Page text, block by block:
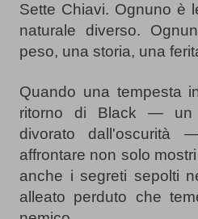
Sette Chiavi. Ognuno è
naturale diverso.
peso, una storia, una
Quando una tempesta
ritorno di Black — un
divorato dall'oscurità
affrontare non solo
anche i segreti sepolti
alleato perduto che